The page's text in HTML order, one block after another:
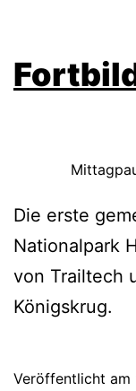
Die erste
Nationalpark
von Trailtech
Königskrug.
Veröffentlicht am